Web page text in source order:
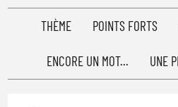
THÈME POINTS FORTS
ENCORE UN MOT... UNE